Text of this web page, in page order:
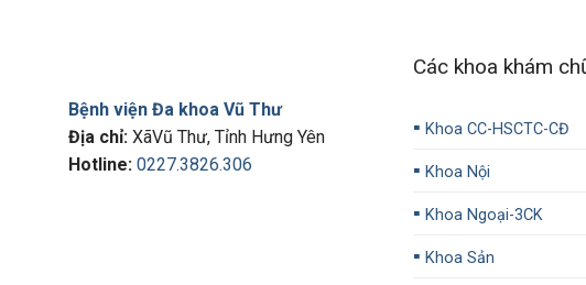
Bệnh viện Đa khoa Vũ Thư
Địa chỉ: XãVũ Thư, Tỉnh Hưng Yên
Hotline: 0227.3826.306
Các khoa khám
▪️ Khoa CC-HSCTC-CĐ
▪️ Khoa Nội
▪️ Khoa Ngoại-3CK
▪️ Khoa Sản